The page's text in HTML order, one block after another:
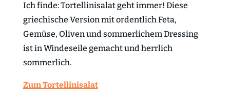
Ich finde: Tortellinisalat geht immer! Diese
griechische Version mit ordentlich Feta,
Gemüse, Oliven und sommerlichem Dressing
ist in Windeseile gemacht und herrlich
sommerlich.
Zum Tortellinisalat